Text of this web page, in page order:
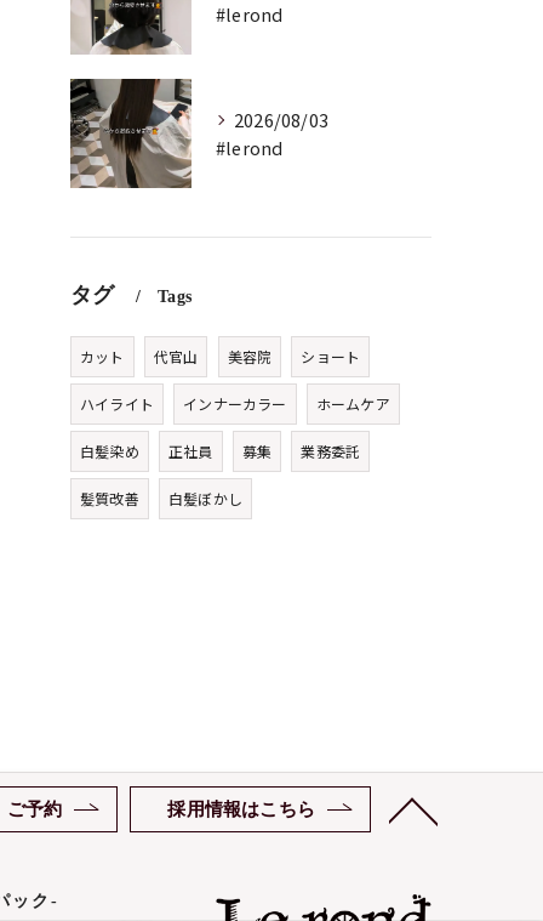
#lerond
2026/08/03
#lerond
タグ Tags
カット 代官山 美容院 ショート
ハイライト インナーカラー ホームケア
白髪染め 正社員 募集 業務委託
髪質改善 白髪ぼかし
ご予約 採用情報はこちら
ック-